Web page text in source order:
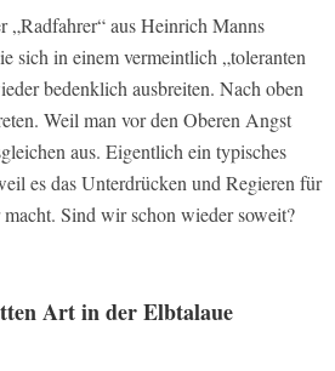
„Radfahrer“ aus Heinrich Manns
sich in einem vermeintlich „toleranten
bedenklich ausbreiten. Nach oben
Weil man vor den Oberen Angst
aus. Eigentlich ein typisches
es das Unterdrücken und Regieren für
Sind wir schon wieder soweit?
Art in der Elbtalaue